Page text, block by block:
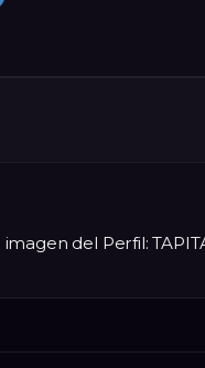
del Perfil: